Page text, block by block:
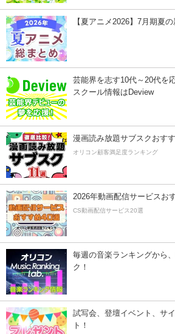
【夏アニメ2026】7月期夏
芸能界を志す10代～20代を
スクール情報はDeview
漫画読み放題サブスクおす
オリコン顧客満足度ランキング
2026年動画配信サービスお
CS動画配信サービス20選
毎週の音楽ランキングから
ク！
試写会、登壇イベント、サ
ト！